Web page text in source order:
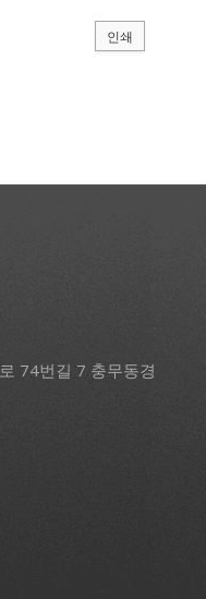
인쇄
74번길 7 충무동경